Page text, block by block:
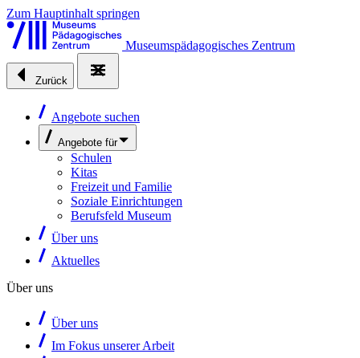
Zum Hauptinhalt springen
Museumspädagogisches Zentrum
Zurück
Angebote suchen
Angebote für
Schulen
Kitas
Freizeit und Familie
Soziale Einrichtungen
Berufsfeld Museum
Über uns
Aktuelles
Über uns
Über uns
Im Fokus unserer Arbeit